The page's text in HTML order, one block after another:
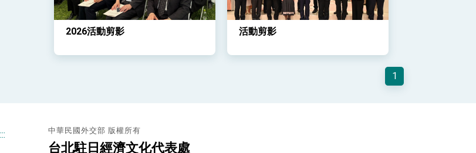
外交部重要言論
我國政府將在美國亞利桑納州設立「駐鳳凰城辦事處」，進一步深化台美交流合作
2026活動剪影 活動剪影
1
::: 中華民國外交部 版權所有
台北駐日經濟文化代表處